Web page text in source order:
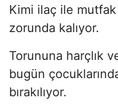
Kimi ilaç ile
zorunda kalıyor.
Torununa harçlık
bugün
bırakılıyor.